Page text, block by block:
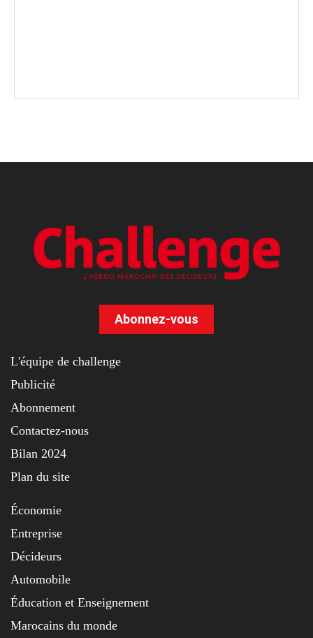
Abonnez-vous
L'équipe de challenge
Publicité
Abonnement
Contactez-nous
Bilan 2024
Plan du site
Économie
Entreprise
Décideurs
Automobile
Éducation et Enseignement
Marocains du monde